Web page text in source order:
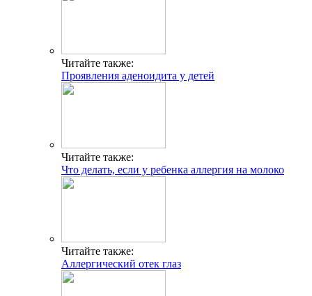
Читайте также:
Проявления аденоидита у детей
Читайте также:
Что делать, если у ребенка аллергия на молоко
Читайте также:
Аллергический отек глаз